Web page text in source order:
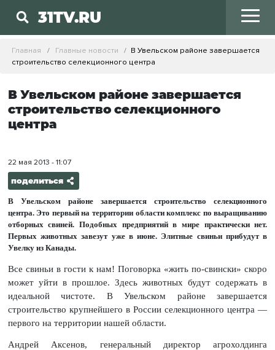
31TV.RU
Главная Главные новости
В Увельском районе завершается
строительство селекционного центра
В Увельском районе завершается
строительство селекционного
центра
22 мая 2013 - 11:07
поделиться
В Увельском районе завершается строительство селекционного
центра. Это первый на территории области комплекс по выращиванию
отборных свиней. Подобных предприятий в мире практически нет.
Первых животных завезут уже в июне. Элитные свиньи прибудут в
Увелку из Канады.
Все свиньи в гости к нам! Поговорка «жить по-свински» скоро
может уйти в прошлое. Здесь животных будут содержать в
идеальной чистоте. В Увельском районе завершается
строительство крупнейшего в России селекционного центра —
первого на территории нашей области.
Андрей Аксенов, генеральный директор агрохолдинга